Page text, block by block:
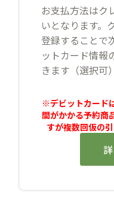
お支払方法はク
いとなります。
登録することで
ットカード情報
きます（選択可
※デビットカード
間がかかる予約商
すが複数回仮の